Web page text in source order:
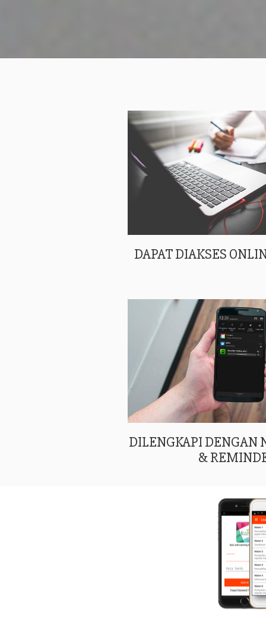
DAPAT DIAKSES
DILENGKAPI DENGAN
&